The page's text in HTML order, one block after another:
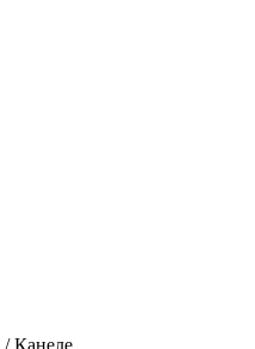
/ Канеле